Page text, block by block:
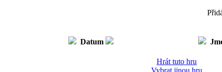
Datum
Hrát tuto hru
Vybrat jinou hru